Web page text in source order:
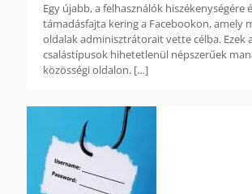
Egy újabb, a felhasználók hiszékenységére
támadásfajta kering a Facebookon, amely
oldalak adminisztrátorait vette célba. Ezek
csalástípusok hihetetlenül népszerűek
közösségi oldalon. […]